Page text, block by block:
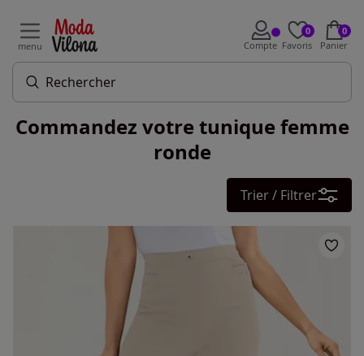
menu Compte
0
Favoris
0
Panier
Commandez votre tunique femme
ronde
Trier / Filtrer